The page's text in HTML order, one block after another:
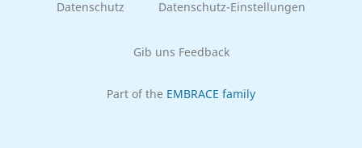
Datenschutz Datenschutz-Einstellungen
Gib uns Feedback
Part of the EMBRACE family